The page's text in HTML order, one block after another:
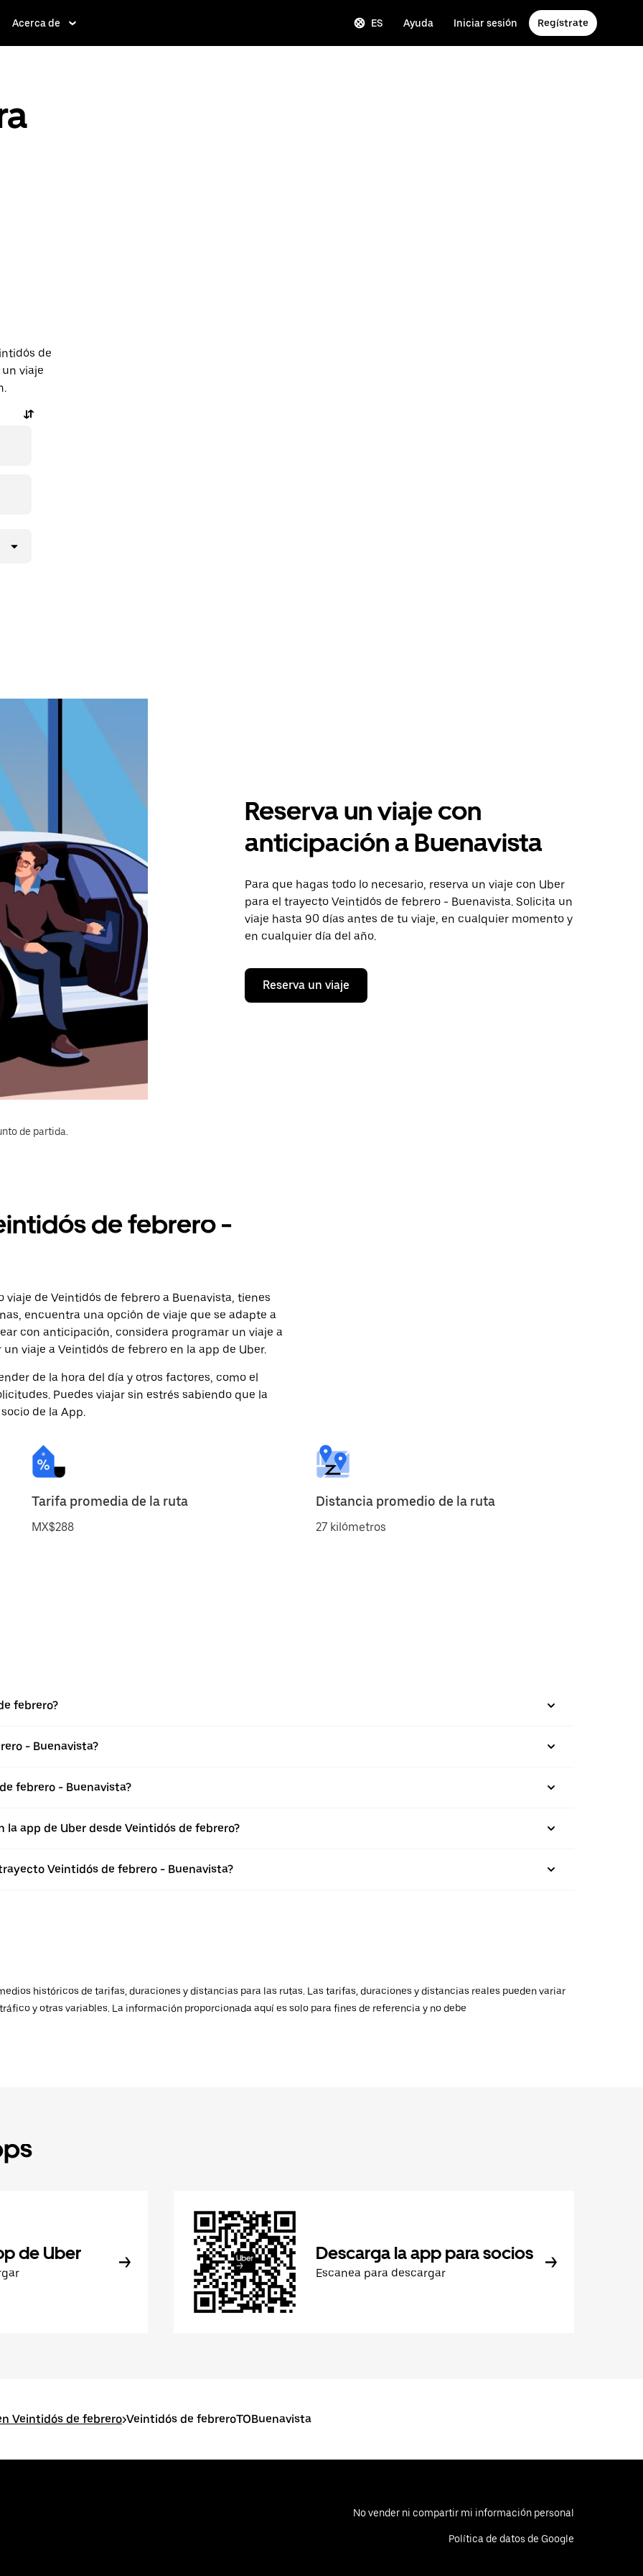
Acerca de ES Ayuda Iniciar sesión Regístrate
de
viaje
Reserva un viaje con
anticipación a Buenavista
Para que hagas todo lo necesario, reserva un viaje con Uber
para el trayecto Veintidós de febrero - Buenavista. Solicita un
viaje hasta 90 días antes de tu viaje, en cualquier momento y
en cualquier día del año.
Reserva un viaje
de partida.
de febrero -
de Veintidós de febrero a Buenavista, tienes
encuentra una opción de viaje que se adapte a
con anticipación, considera programar un viaje a
viaje a Veintidós de febrero en la app de Uber.
de la hora del día y otros factores, como el
Puedes viajar sin estrés sabiendo que la
de la App.
Tarifa promedia de la ruta
MX$288
Distancia promedio de la ruta
27 kilómetros
febrero?
- Buenavista?
febrero - Buenavista?
app de Uber desde Veintidós de febrero?
Veintidós de febrero - Buenavista?
históricos de tarifas, duraciones y distancias para las rutas. Las tarifas, duraciones y distancias reales pueden variar
y otras variables. La información proporcionada aquí es solo para fines de referencia y no debe
de Uber Descarga la app para socios
Escanea para descargar
Veintidós de febrero>Veintidós de febreroTOBuenavista
No vender ni compartir mi información personal
Política de datos de Google